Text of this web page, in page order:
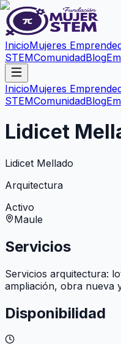
InicioMujeres
STEMComunidadBlog
InicioMujeres
STEMComunidadBlog
Lidicet
Lidicet Mellado
Arquitectura
Activo
Maule
Servicios
Servicios arquitectura:
ampliación, obra nueva
Disponibilidad